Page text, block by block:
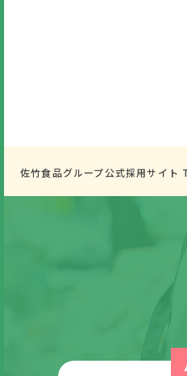
佐竹食品グループ公式採用サイト